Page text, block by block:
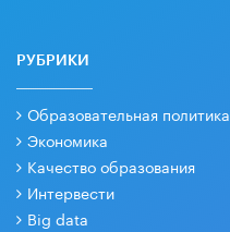
РУБРИКИ
Образовательная политика
Экономика
Качество образования
Интервести
Big data